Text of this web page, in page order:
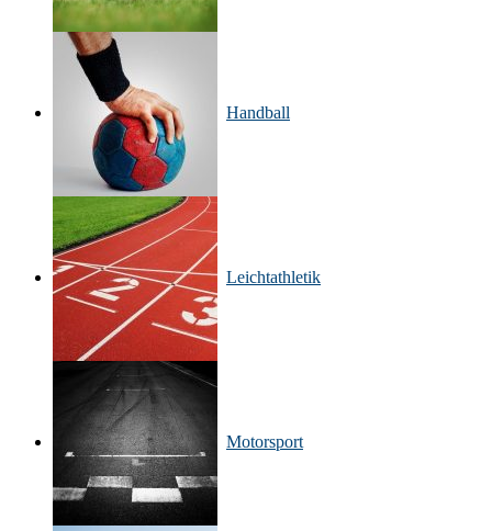
Handball
Leichtathletik
Motorsport